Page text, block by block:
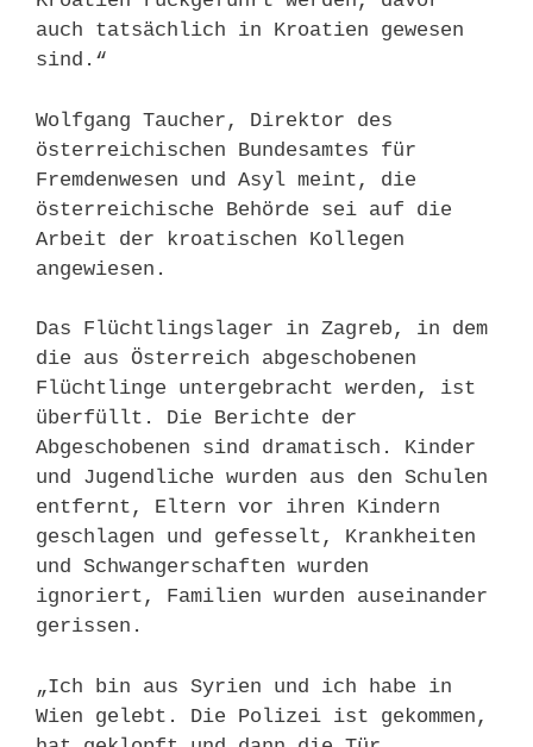
auch tatsächlich in Kroatien gewesen
sind.“
Wolfgang Taucher, Direktor des
österreichischen Bundesamtes für
Fremdenwesen und Asyl meint, die
österreichische Behörde sei auf die
Arbeit der kroatischen Kollegen
angewiesen.
Das Flüchtlingslager in Zagreb, in dem
die aus Österreich abgeschobenen
Flüchtlinge untergebracht werden, ist
überfüllt. Die Berichte der
Abgeschobenen sind dramatisch. Kinder
und Jugendliche wurden aus den Schulen
entfernt, Eltern vor ihren Kindern
geschlagen und gefesselt, Krankheiten
und Schwangerschaften wurden
ignoriert, Familien wurden auseinander
gerissen.
„Ich bin aus Syrien und ich habe in
Wien gelebt. Die Polizei ist gekommen,